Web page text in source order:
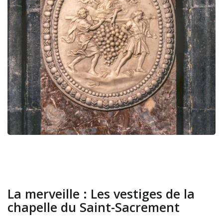
La merveille : Les vestiges de la
chapelle du Saint-Sacrement